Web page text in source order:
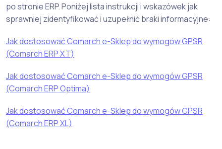
po stronie ERP. Poniżej lista instrukcji i wskazówek jak
sprawniej zidentyfikować i uzupełnić braki informacyjne:
Jak dostosować Comarch e-Sklep do wymogów GPSR
(Comarch ERP XT)
Jak dostosować Comarch e-Sklep do wymogów GPSR
(Comarch ERP Optima)
Jak dostosować Comarch e-Sklep do wymogów GPSR
(Comarch ERP XL)